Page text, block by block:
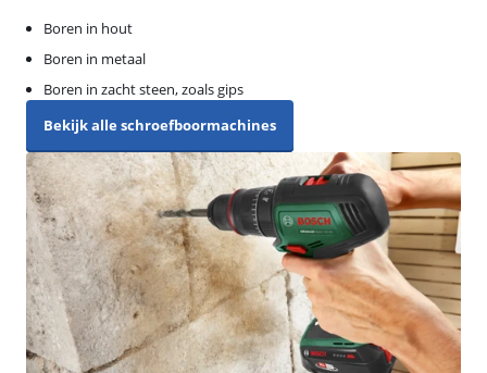
Boren in hout
Boren in metaal
Boren in zacht steen, zoals gips
Bekijk alle schroefboormachines